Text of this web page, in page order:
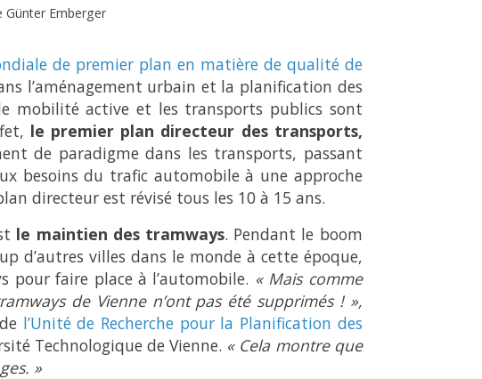
Günter Emberger
de premier plan en matière de qualité de
l’aménagement urbain et la planification des
mobilité active et les transports publics sont
le premier plan directeur des transports,
de paradigme dans les transports, passant
besoins du trafic automobile à une approche
directeur est révisé tous les 10 à 15 ans.
le maintien des tramways. Pendant le boom
d’autres villes dans le monde à cette époque,
pour faire place à l’automobile. « Mais comme
de Vienne n’ont pas été supprimés ! »,
l’Unité de Recherche pour la Planification des
Technologique de Vienne. « Cela montre que
»